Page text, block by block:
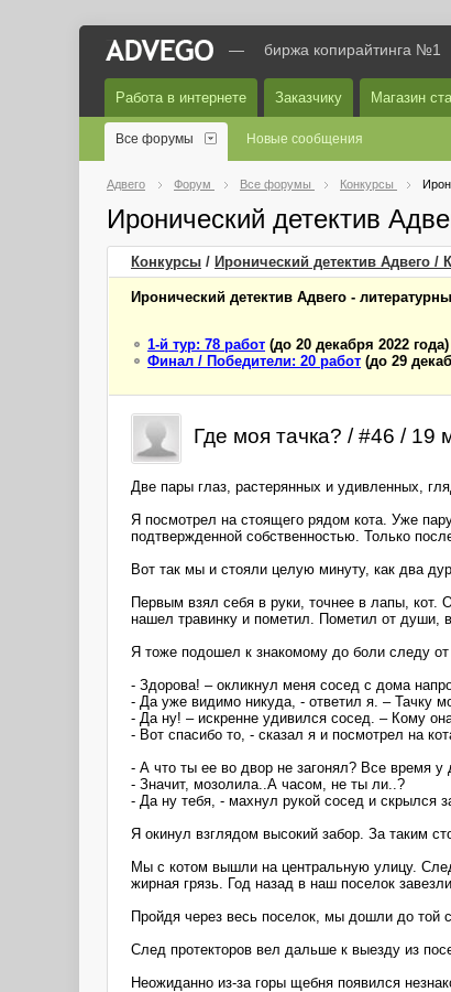
— биржа копирайтинга №1
Работа в интернете Заказчику Магазин
Все форумы Новые сообщения
Адвего Форум Все форумы Конкурсы
Иронический детектив
Конкурсы / Иронический детектив Адвего /
Иронический детектив Адвего -
1-й тур: 78 работ (до 20 декабря 2022 года)
Финал / Победители: 20 работ (до 29
Где моя тачка? / #46 / 19
Две пары глаз, растерянных и удивленных,
Я посмотрел на стоящего рядом кота. Уже
подтвержденной собственностью. Только
Вот так мы и стояли целую минуту, как два
Первым взял себя в руки, точнее в лапы,
нашел травинку и пометил. Пометил от души,
Я тоже подошел к знакомому до боли следу
- Здорова! – окликнул меня сосед с дома
- Да уже видимо никуда, - ответил я. – Тачку
- Да ну! – искренне удивился сосед. – Кому
- Вот спасибо то, - сказал я и посмотрел на
- А что ты ее во двор не загонял? Все время
- Значит, мозолила..А часом, не ты ли..?
- Да ну тебя, - махнул рукой сосед и скрылся
Я окинул взглядом высокий забор. За таким
Мы с котом вышли на центральную улицу.
жирная грязь. Год назад в наш поселок
Пройдя через весь поселок, мы дошли до той
След протекторов вел дальше к выезду из
Неожиданно из-за горы щебня появился